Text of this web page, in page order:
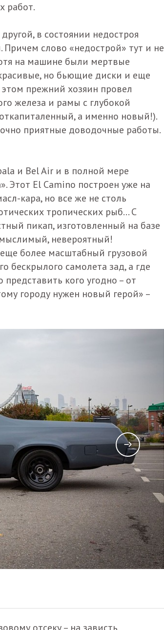
работ.
в состоянии недостроя
слово «недострой» тут и не
на машине были мертвые
но бьющие диски и еще
прежний хозяин провел
железа и рамы с глубокой
а именно новый!).
приятные доводочные работы.
и Bel Air и в полной мере
Этот El Camino построен уже на
кара, но все же не столь
тропических рыб… С
пикап, изготовленный на базе
невероятный!
более масштабный грузовой
бескрылого самолета зад, а где
кого угодно – от
городу нужен новый герой» –